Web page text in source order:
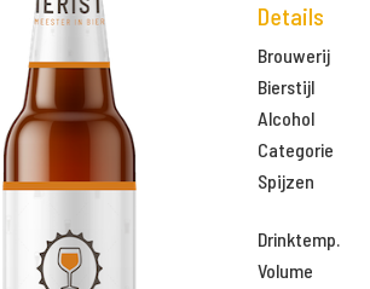
Details
Brouwerij
Bierstijl
Alcohol
Categorie
Spijzen
Drinktemp.
Volume